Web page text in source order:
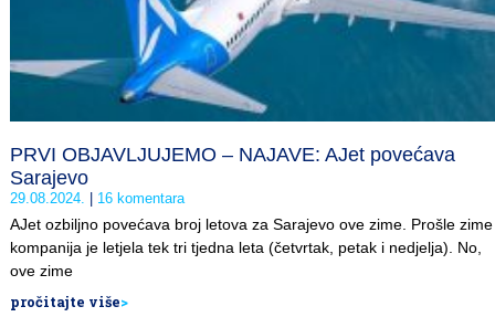
PRVI OBJAVLJUJEMO – NAJAVE: AJet povećava
Sarajevo
29.08.2024. 16 komentara
AJet ozbiljno povećava broj letova za Sarajevo ove zime. Prošle zime
kompanija je letjela tek tri tjedna leta (četvrtak, petak i nedjelja). No,
ove zime
pročitajte više>